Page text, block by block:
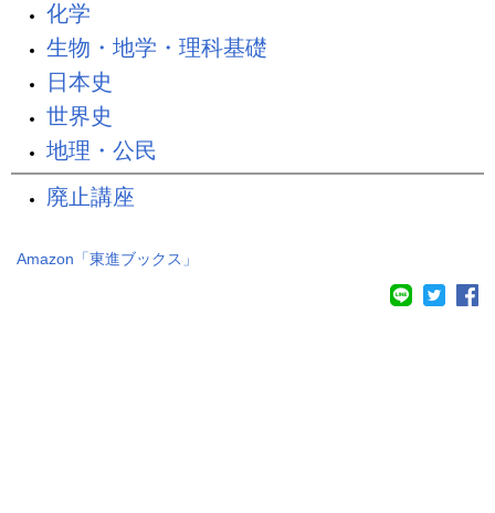
化学
生物・地学・理科基礎
日本史
世界史
地理・公民
廃止講座
Amazon「東進ブックス 」